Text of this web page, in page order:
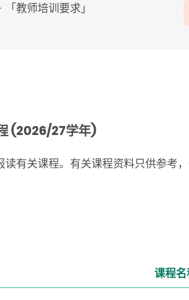
教师培训要求」
(2026/27学年)
读有关课程。有关课程资料只供参考
课程